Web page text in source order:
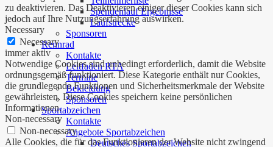
Spendenlauf Ergebnisse
Laufstrecke
Sponsoren
Rennrad
Kontakte
Leitfaden RTA
Termine
Bekleidung
Sponsoren
Sportabzeichen
Kontakte
Angebote Sportabzeichen
Deutsches Sportabzeichen
zu deaktivieren. Das Deaktivieren einiger dieser Cookies kann sich
jedoch auf Ihre Nutzungserfahrung auswirken.
Necessary
Necessary
immer aktiv
Notwendige Cookies sind unbedingt erforderlich, damit die Website
ordnungsgemäß funktioniert. Diese Kategorie enthält nur Cookies,
die grundlegende Funktionen und Sicherheitsmerkmale der Website
gewährleisten. Diese Cookies speichern keine persönlichen
Informationen.
Non-necessary
Non-necessary
Alle Cookies, die für das Funktionieren der Website nicht zwingend